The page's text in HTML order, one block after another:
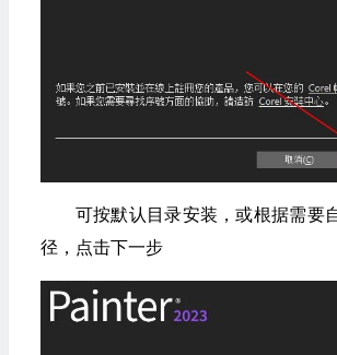
可按默认目录安装，或根据需要
径，点击下一步